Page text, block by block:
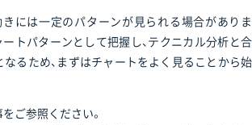
きには一定のパターンが見られる場合がありま
トパターンとして把握し、テクニカル分析と合
るため、まずはチャートをよく見ることから始
ご参照ください。